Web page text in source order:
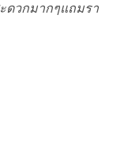
ดวกมากๆแถมรา